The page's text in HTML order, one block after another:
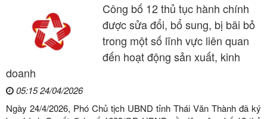
Công bố 12 thủ tục hành chính
được sửa đổi, bổ sung, bị bãi bỏ
trong một số lĩnh vực liên quan
đến hoạt động sản xuất, kinh
doanh
05:15 24/04/2026
Ngày 24/4/2026, Phó Chủ tịch UBND tỉnh Thái Văn Thành đã ký